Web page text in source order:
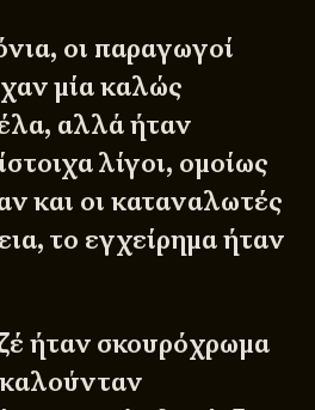
οι παραγωγοί
μία καλώς
αλλά ήταν
λίγοι, ομοίως
και οι καταναλωτές
το εγχείρημα ήταν
ήταν σκουρόχρωμα